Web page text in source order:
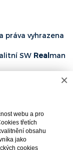
práva vyhrazena
SW Realman
×
webu a pro
třetích
obsahu
jako
cookies